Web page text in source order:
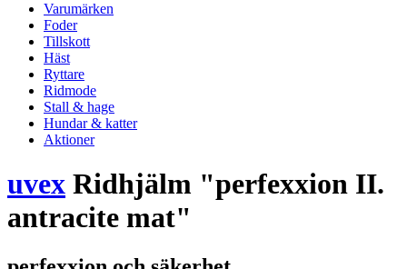
Varumärken
Foder
Tillskott
Häst
Ryttare
Ridmode
Stall & hage
Hundar & katter
Aktioner
uvex Ridhjälm "perfexxion II.
antracite mat"